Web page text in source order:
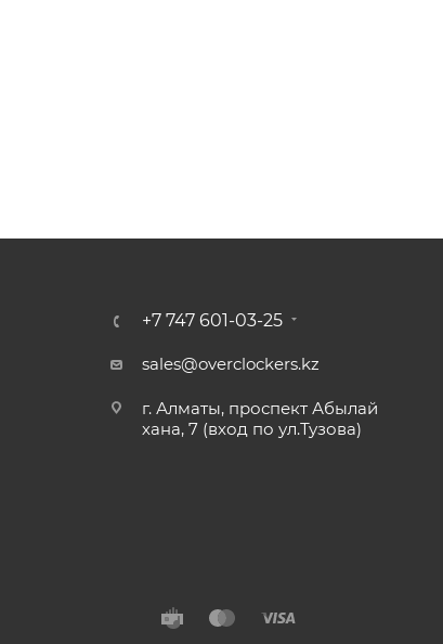
+7 747 601-03-25
sales@overclockers.kz
г. Алматы, проспект Абылай
хана, 7 (вход по ул.Тузова)